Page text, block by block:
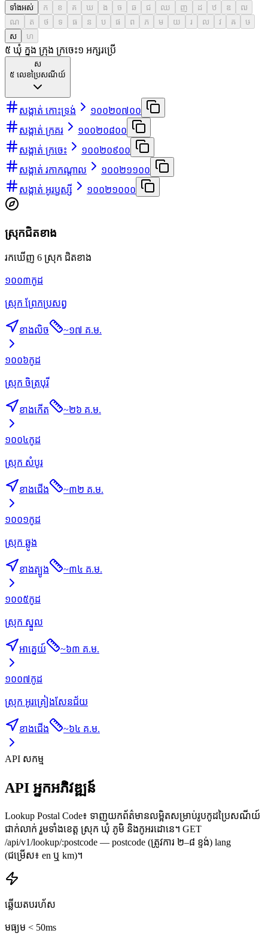
ទាំងអស់ ក ខ គ ឃ ង ច ឆ ជ ឈ ញ ដ ឋ ឌ
ឍ
ណ
ត ថ ទ ធ ន ប ផ ព ភ ម យ រ ល វ ឝ
ឞ
ស
ហ
៥ ឃុំ ក្នុង ក្រុង ក្រចេះ១ អក្សរប្រើ
ស
៥ លេខប្រៃសណីយ៍
សង្កាត់ កោះទ្រង់
១០០២០៧០០
សង្កាត់ ក្រគរ
១០០២០៨០០
សង្កាត់ ក្រចេះ
១០០២០៩០០
សង្កាត់ រកាកណ្ដាល
១០០២១១០០
សង្កាត់ អូរឫស្សី
១០០២១០០០
ស្រុកជិតខាង
រកឃើញ 6 ស្រុក ជិតខាង
១០០៣កូដ
ស្រុក ព្រែកប្រសព្វ
ខាងលិច ~១៧ គ.ម.
១០០៦កូដ
ស្រុក ចិត្របុរី
ខាងកើត ~២៦ គ.ម.
១០០៤កូដ
ស្រុក សំបូរ
ខាងជើង ~៣២ គ.ម.
១០០១កូដ
ស្រុក ឆ្លូង
ខាងត្បូង ~៣៤ គ.ម.
១០០៥កូដ
ស្រុក ស្នួល
អាគ្នេយ៍ ~៦៣ គ.ម.
១០០៧ កូដ
ស្រុក អូរគ្រៀងសែនជ័យ
ខាងជើង ~៦៤ គ.ម.
API សកម្ម
API អ្នកអភិវឌ្ឍន៍
Lookup Postal Code៖ ទាញយកព័ត៌មានលម្អិតសម្រាប់រូបកូដប្រៃសណីយ៍
ជាក់លាក់ រួមទាំងខេត្ត ស្រុក ឃុំ ភូមិ និងកូអរដោនេ។ GET
/api/v1/lookup/:postcode — postcode (ត្រូវការ ២–៨ ខ្ទង់) lang
(ជម្រើស៖ en ឬ km)។
ឆ្លើយតបរហ័ស
មធ្យម < 50ms